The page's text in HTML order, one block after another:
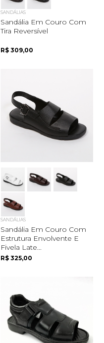
SANDÁLIAS
Sandália Em Couro Com
Tira Reversível
R$ 309,00
SANDÁLIAS
Sandália Em Couro Com
Estrutura Envolvente E
Fivela Late...
R$ 325,00